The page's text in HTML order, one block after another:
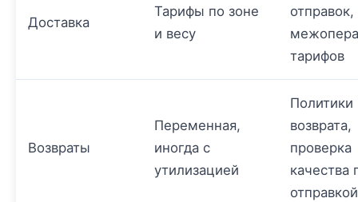
Доставка
Тарифы по зоне
и весу
тарифов
Возвраты
Переменная,
иногда с
утилизацией
Политики
возврата,
проверка
качества
отправкой